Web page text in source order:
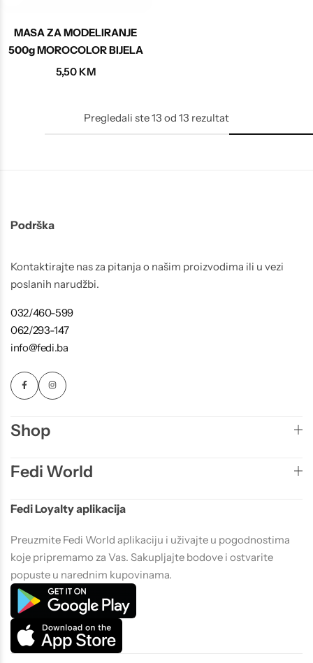
MASA ZA MODELIRANJE
500g MOROCOLOR BIJELA
5,50 KM
Pregledali ste13 od 13 rezultat
Podrška
Kontaktirajte nas za pitanja o našim proizvodima ili u vezi
poslanih narudžbi.
032/460-599
062/293-147
info@fedi.ba
Shop
Fedi World
Fedi Loyalty aplikacija
Preuzmite Fedi World aplikaciju i uživajte u pogodnostima
koje pripremamo za Vas. Sakupljajte bodove i ostvarite
popuste u narednim kupovinama.